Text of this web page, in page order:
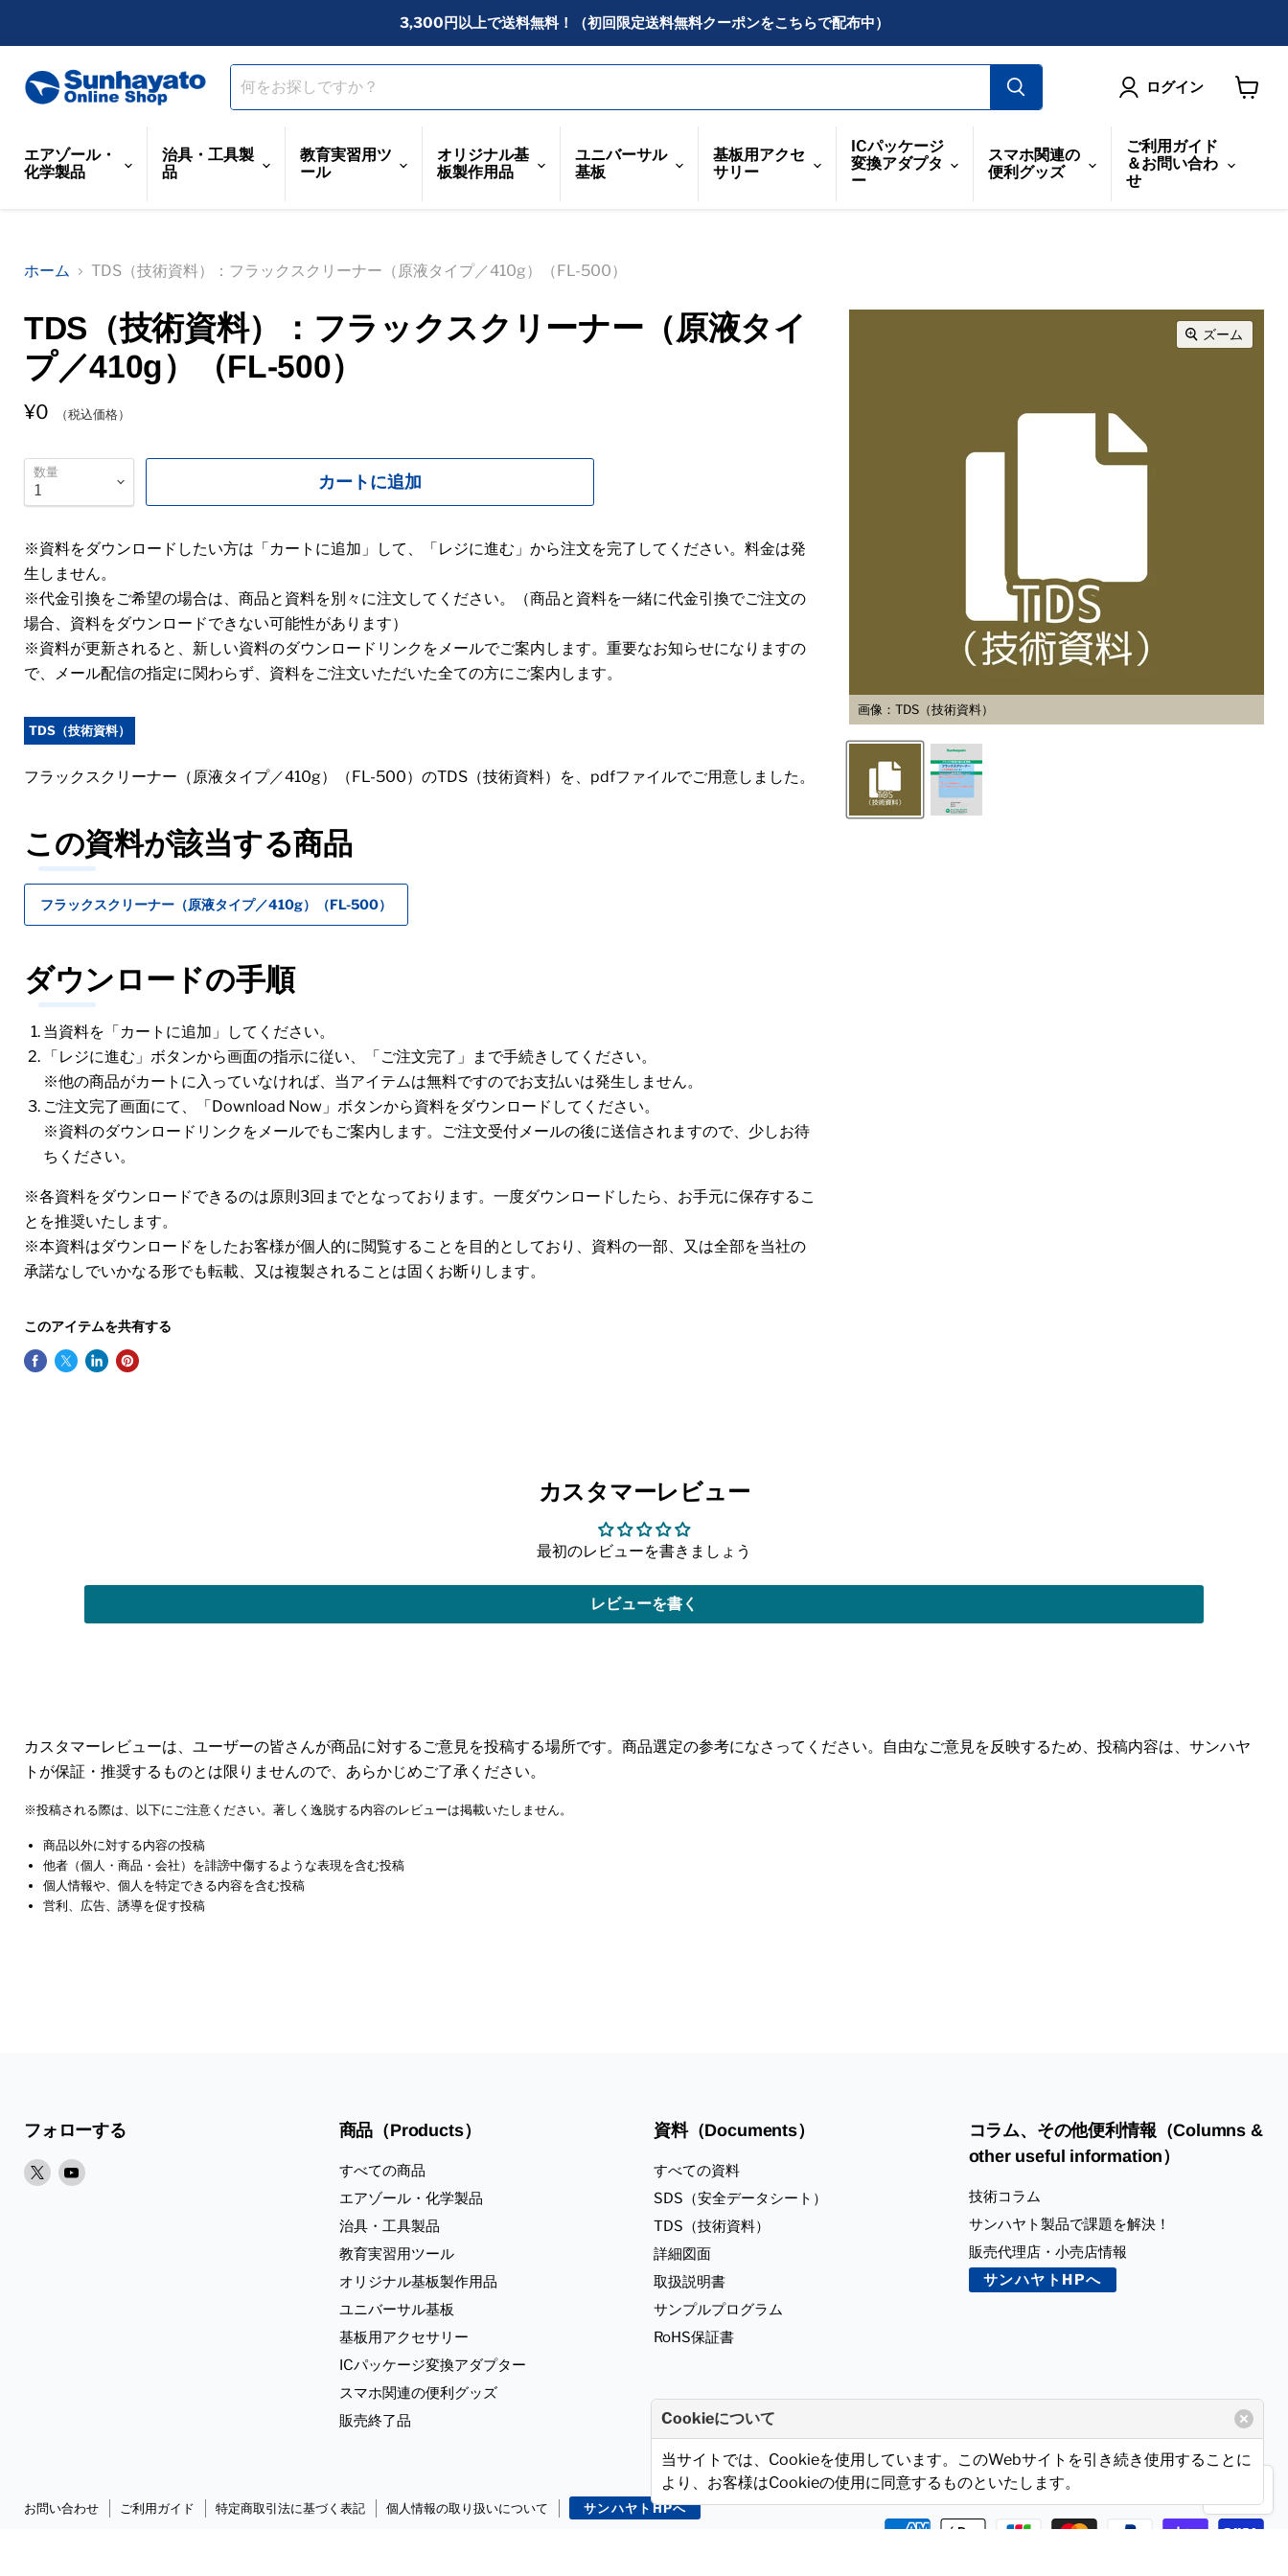
3,300円以上で送料無料！（初回限定送料無料クーポンをこちらで配布中）
ログイン
エアゾール・
化学製品
治具・工具製
品
教育実習用ツ
ール
オリジナル基
板製作用品
ユニバーサル
基板
基板用アクセ
サリー
ICパッケージ
変換アダプタ
ー
スマホ関連の
便利グッズ
ご利用ガイド
＆お問い合わ
せ
ホーム TDS（技術資料）：フラックスクリーナー（原液タイプ／410g）（FL-500）
画像：TDS（技術資料）
ズーム
TDS（技術資料）：フラックスクリーナー（原液タイ
プ／410g）（FL-500）
¥0 （税込価格）
数量 カートに追加
※資料をダウンロードしたい方は「カートに追加」して、「レジに進む」から注文を完了してください。料金は発
生しません。
※代金引換をご希望の場合は、商品と資料を別々に注文してください。（商品と資料を一緒に代金引換でご注文の
場合、資料をダウンロードできない可能性があります）
※資料が更新されると、新しい資料のダウンロードリンクをメールでご案内します。重要なお知らせになりますの
で、メール配信の指定に関わらず、資料をご注文いただいた全ての方にご案内します。
TDS（技術資料）
フラックスクリーナー（原液タイプ／410g）（FL-500）のTDS（技術資料）を、pdfファイルでご用意しました。
この資料が該当する商品
フラックスクリーナー（原液タイプ／410g）（FL-500）
ダウンロードの手順
当資料を「カートに追加」してください。
「レジに進む」ボタンから画面の指示に従い、「ご注文完了」まで手続きしてください。
※他の商品がカートに入っていなければ、当アイテムは無料ですのでお支払いは発生しません。
ご注文完了画面にて、「Download Now」ボタンから資料をダウンロードしてください。
※資料のダウンロードリンクをメールでもご案内します。ご注文受付メールの後に送信されますので、少しお待
ちください。
※各資料をダウンロードできるのは原則3回までとなっております。一度ダウンロードしたら、お手元に保存するこ
とを推奨いたします。
※本資料はダウンロードをしたお客様が個人的に閲覧することを目的としており、資料の一部、又は全部を当社の
承諾なしでいかなる形でも転載、又は複製されることは固くお断りします。
このアイテムを共有する
カスタマーレビュー
最初のレビューを書きましょう
レビューを書く
カスタマーレビューは、ユーザーの皆さんが商品に対するご意見を投稿する場所です。商品選定の参考になさってください。自由なご意見を反映するため、投稿内容は、サンハヤ
トが保証・推奨するものとは限りませんので、あらかじめご了承ください。
※投稿される際は、以下にご注意ください。著しく逸脱する内容のレビューは掲載いたしません。
商品以外に対する内容の投稿
他者（個人・商品・会社）を誹謗中傷するような表現を含む投稿
個人情報や、個人を特定できる内容を含む投稿
営利、広告、誘導を促す投稿
フォローする
X
Youtube
商品（Products）
すべての商品
エアゾール・化学製品
治具・工具製品
教育実習用ツール
オリジナル基板製作用品
ユニバーサル基板
基板用アクセサリー
ICパッケージ変換アダプター
スマホ関連の便利グッズ
販売終了品
資料（Documents）
すべての資料
SDS（安全データシート）
TDS（技術資料）
詳細図面
取扱説明書
サンプルプログラム
RoHS保証書
コラム、その他便利情報（Columns &
other useful information）
技術コラム
サンハヤト製品で課題を解決！
販売代理店・小売店情報
サンハヤトHPへ
お問い合わせ ご利用ガイド 特定商取引法に基づく表記 個人情報の取り扱いについて
サンハヤトHPへ
Cookieについて
当サイトでは、Cookieを使用しています。このWebサイトを引き続き使用することに
より、お客様はCookieの使用に同意するものといたします。